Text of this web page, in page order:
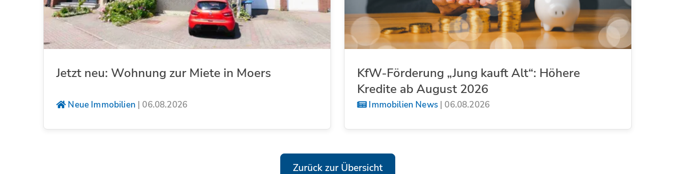
Jetzt neu: Wohnung zur Miete in Moers
Neue Immobilien | 06.08.2026
KfW-Förderung „Jung kauft Alt“: Höhere
Kredite ab August 2026
Immobilien News| 06.08.2026
Zurück zur Übersicht